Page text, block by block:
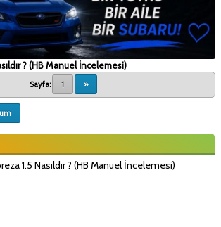
? (HB Manuel İncelemesi)
Sayfa: 1 »
1.5 Nasıldır ? (HB Manuel İncelemesi)